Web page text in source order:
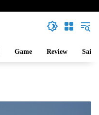
Game Review Sains